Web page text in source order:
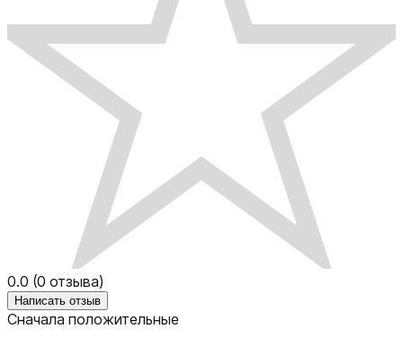
0.0 (0 отзыва)
Написать отзыв
Сначала положительные